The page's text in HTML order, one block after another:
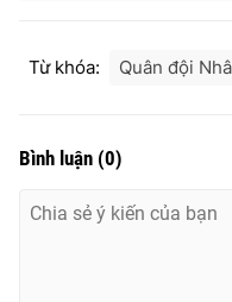
VTV4
VTV9
Từ khóa: Quân đội
Bình luận (0)